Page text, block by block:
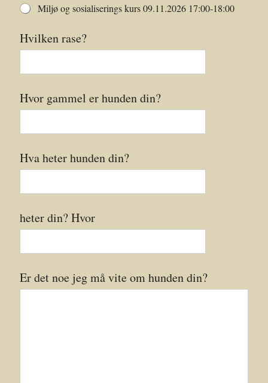
Miljø og sosialiserings kurs 09.11.2026 17:00-18:00
Hvilken rase?
Hvor gammel er hunden din?
Hva heter hunden din?
heter din? Hvor
Er det noe jeg må vite om hunden din?